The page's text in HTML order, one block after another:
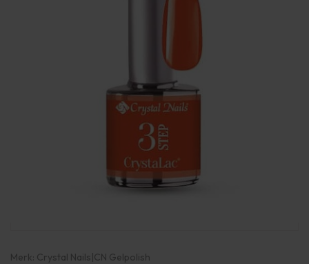
Merk: Crystal Nails|CN Gelpolish